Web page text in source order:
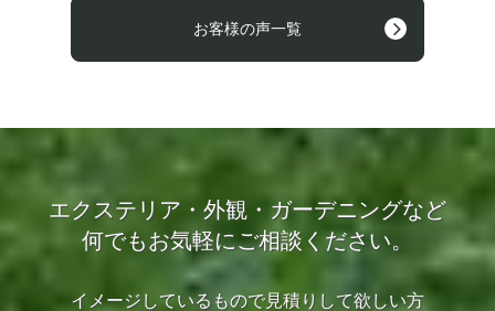
お客様の声一覧
エクステリア・外観・ガーデニングなど
何でもお気軽にご相談ください。
イメージしているもので見積りして欲しい方